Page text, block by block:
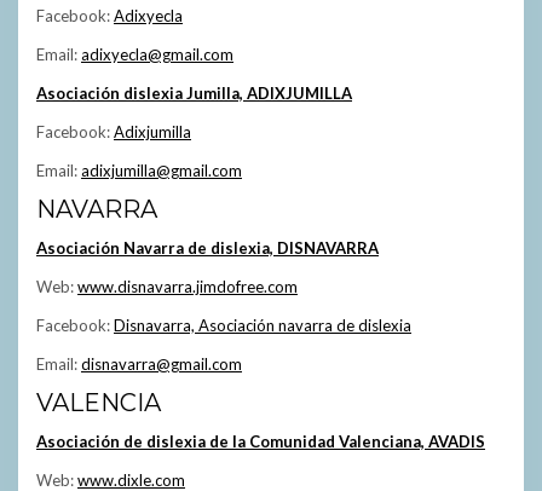
Facebook:Adixyecla
Email:adixyecla@gmail.com
Asociación dislexia Jumilla, ADIXJUMILLA
Facebook:Adixjumilla
Email:adixjumilla@gmail.com
NAVARRA
Asociación Navarra de dislexia, DISNAVARRA
Web:www.disnavarra.jimdofree.com
Facebook:Disnavarra, Asociación navarra de dislexia
Email:disnavarra@gmail.com
VALENCIA
Asociación de dislexia de la Comunidad Valenciana, AVADIS
Web:www.dixle.com